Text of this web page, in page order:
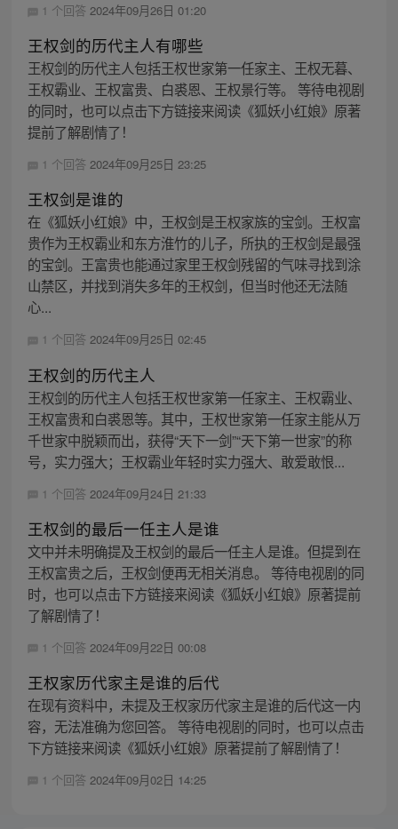
1 个回答 2024年09月26日 01:20
王权剑的历代主人有哪些
王权剑的历代主人包括王权世家第一任家主、王权无暮、
王权霸业、王权富贵、白裘恩、王权景行等。 等待电视剧
的同时，也可以点击下方链接来阅读《狐妖小红娘》原著
提前了解剧情了！
1 个回答 2024年09月25日 23:25
王权剑是谁的
在《狐妖小红娘》中，王权剑是王权家族的宝剑。王权富
贵作为王权霸业和东方淮竹的儿子，所执的王权剑是最强
的宝剑。王富贵也能通过家里王权剑残留的气味寻找到涂
山禁区，并找到消失多年的王权剑，但当时他还无法随
心...
1 个回答 2024年09月25日 02:45
王权剑的历代主人
王权剑的历代主人包括王权世家第一任家主、王权霸业、
王权富贵和白裘恩等。其中，王权世家第一任家主能从万
千世家中脱颖而出，获得“天下一剑”“天下第一世家”的称
号，实力强大；王权霸业年轻时实力强大、敢爱敢恨...
1 个回答 2024年09月24日 21:33
王权剑的最后一任主人是谁
文中并未明确提及王权剑的最后一任主人是谁。但提到在
王权富贵之后，王权剑便再无相关消息。 等待电视剧的同
时，也可以点击下方链接来阅读《狐妖小红娘》原著提前
了解剧情了！
1 个回答 2024年09月22日 00:08
王权家历代家主是谁的后代
在现有资料中，未提及王权家历代家主是谁的后代这一内
容，无法准确为您回答。 等待电视剧的同时，也可以点击
下方链接来阅读《狐妖小红娘》原著提前了解剧情了！
1 个回答 2024年09月02日 14:25